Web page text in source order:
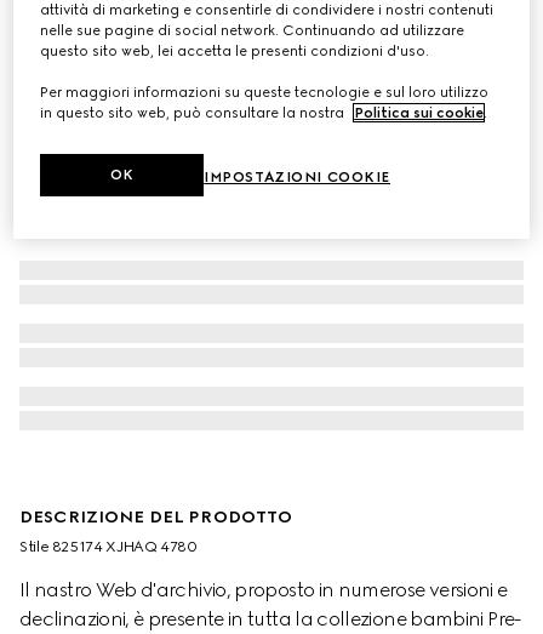
DESCRIZIONE DEL PRODOTTO
Stile ‎825174 XJHAQ 4780
Il nastro Web d'archivio, proposto in numerose versioni e
declinazioni, è presente in tutta la collezione bambini Pre-
attività di marketing e consentirle di condividere i nostri contenuti
nelle sue pagine di social network. Continuando ad utilizzare
questo sito web, lei accetta le presenti condizioni d'uso.
Per maggiori informazioni su queste tecnologie e sul loro utilizzo
in questo sito web, può consultare la nostra
Politica sui cookie.
IMPOSTAZIONI COOKIE
OK